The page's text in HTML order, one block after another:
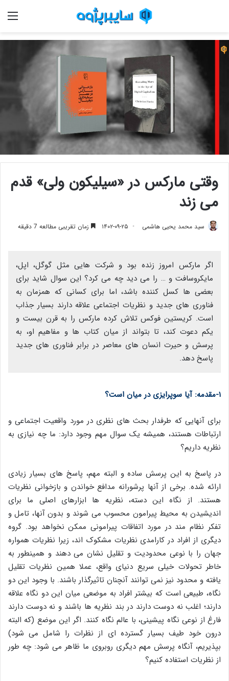
وقتی مارکس در «سیلیکون ولی» قدم
می زند
سید محمد یحیی هاشمی ۱۴۰۲-۰۹-۲۵ زمان تقریبی مطالعه 7 دقیقه
اگر مارکس امروز زنده بود و شرکت هایی مثل گوگل، اپل،
مایکروسافت و … را می دید چه می کرد؟ این سوال شاید برای
بعضی ها کسل کننده باشد، اما برای کسانی که همزمان به
فناوری های جدید و نظریات اجتماعی علاقه دارند بسیار جذاب
است. کریستین فوکس تلاش کرده مارکس را به قرن بیست و
یکم دعوت کند، تا بتواند از میان کتاب ها و مفاهیم او، به
پرسش و حیرت انسان های معاصر در برابر فناوری های جدید
پاسخ دهد.
۱-مقدمه: آیا سوپرایزی در میان است؟
برای آنهایی که طرفدار بحث های نظری در مورد واقعیت اجتماعی و
ارتباطات هستند، همیشه یک سوال مهم وجود دارد: ما چه نیازی به
نظریه داریم؟
در پاسخ به این پرسش ساده و البته مهم، پاسخ های بسیار زیادی
ارائه شده. برخی از آنها پرشورانه مدافع خواندن و بازخوانی نظریات
هستند. از نگاه این دسته، نظریه ها ابزارهای اصلی ما برای
اندیشیدن به محیط پیرامون محسوب می شوند و بدون آنها، تامل و
تفکر نظام مند در مورد اتفاقات پیرامونی ممکن نخواهد بود. گروه
دیگری از افراد در کارامدی نظریات مشکوک اند، زیرا نظریات همواره
جهان را با نوعی محدودیت و تقلیل نشان می دهند و همینطور به
خاطر تحولات خیلی سریع دنیای واقع، عملا همین نظریات تقلیل
یافته و محدود نیز نمی توانند آنچنان تاثیرگذار باشند. با وجود این دو
نگاه، طبیعی است که بیشتر افراد به موضعی میان این دو نگاه علاقه
دارند؛ اغلب نه دوست دارند در بند نظریه ها باشند و نه دوست دارند
فارغ از نوعی نگاه پیشینی، با عالم نگاه کنند. اگر این موضع (که البته
درون خود طیف بسیار گسترده ای از نظرات را شامل می شود)
بپذیریم، آنگاه پرسش مهم دیگری روبروی ما ظاهر می شود: چه طور
از نظریات استفاده کنیم؟